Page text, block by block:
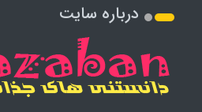
درباره سایت